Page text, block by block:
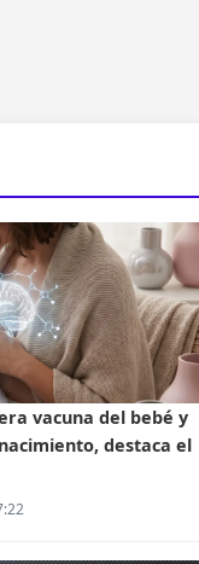
vacuna del bebé y
destaca el